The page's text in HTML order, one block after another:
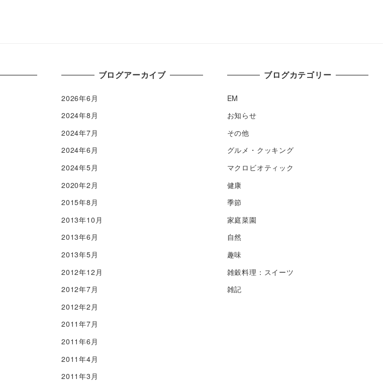
ブログアーカイブ
2026年6月
2024年8月
2024年7月
2024年6月
2024年5月
2020年2月
2015年8月
2013年10月
2013年6月
2013年5月
2012年12月
2012年7月
2012年2月
2011年7月
2011年6月
2011年4月
2011年3月
ブログカテゴリー
EM
お知らせ
その他
グルメ・クッキング
マクロビオティック
健康
季節
家庭菜園
自然
趣味
雑穀料理：スイーツ
雑記